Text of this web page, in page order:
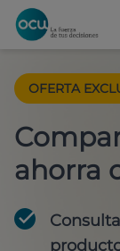
OFERTA
ahorra